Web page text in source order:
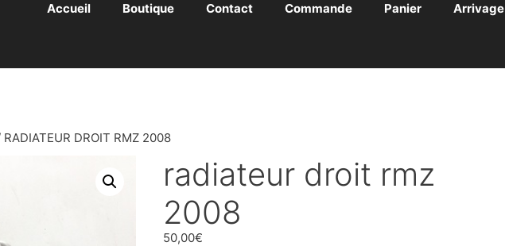
Accueil Boutique Contact Commande Panier Arrivage
RADIATEUR DROIT RMZ 2008
radiateur droit rmz
2008
50,00€